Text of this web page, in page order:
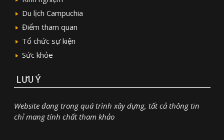
Du lịch Campuchia
Điểm tham quan
Tổ chức sự kiện
Sức khỏe
LƯU Ý
Website đang trong quá trình xây dựng, tất cả thông tin
chỉ mang tính chất tham khảo